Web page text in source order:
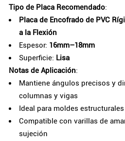
Tipo de Placa Recomendado:
Placa de Encofrado de PVC
a la Flexión
Espesor: 16mm–18mm
Superficie: Lisa
Notas de Aplicación:
Mantiene ángulos precisos y
columnas y vigas
Ideal para moldes
Compatible con varillas de
sujeción